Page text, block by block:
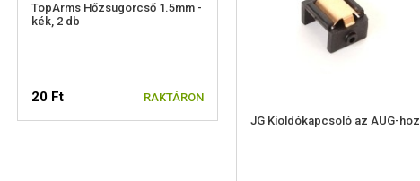
TopArms Hőzsugorcső 1.5mm -
kék, 2 db
20 Ft RAKTÁRON
JG Kioldókapcsoló az AUG-hoz